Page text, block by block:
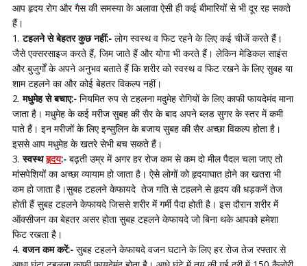
आप हृदय रोग और गैस की समस्या के अलावा ऐसी ही कई बीमारियों से भी दूर रह सकते
हैं।
टहलने से बेहतर कुछ नहीं:- लोग स्वस्थ व फिट रहने के लिए कई चीजें करते हैं।
जैसे एक्सरसाइज करते हैं, जिम जाते हैं और योगा भी करते हैं। लेकिन मेडिकल साइंस
और बुजुर्गों के अपने अनुभव बताते हैं कि शरीर को स्वस्थ व फिट रखने के लिए सुबह या
शाम टहलने का और कोई बेहतर विकल्प नहीं।
मधुमेह से बचाए:- नियमित रुप से टहलना मदुमेह रोगियों के लिए काफी फायदेमंद माना
जाता है। मधुमेह के कई मरीज सुबह की सैर के बाद अपने ब्लड सुगर के स्तर में कमी
पाते हैं। इन मरीजों के लिए इन्सुलिन के बजाय सुबह की सैर अच्छा विकल्प होता है।
इससे आप मधुमेह के खतरे सेभी बच सकते हैं।
स्वस्थहृदय:- बढ़ती उम्र में अगर हर रोज कम से कम दो मील पैदल चला जाए तो
मांसपेशियों का अच्छा व्यायाम हो जाता है। ऐसे लोगों को हृदयाघात होने का खतरा भी
कम हो जाता है।सुबह टहलने केफायदे तेज गति से टहलने से हृदय की धड़कनें तेज
होती हैं सुबह टहलने केफायदे जिससे शरीर में गर्मी पैदा होती है। इस दौरान शरीर में
ऑक्सीजन का बेहतर असर होता सुबह टहलने केफायदे जो बिना थके आपको हमेशा
फिट रखता है।
वजन कम करें:- सुबह टहलने केफायदे वजन घटाने के लिए हर रोज तेज रफ्तार से